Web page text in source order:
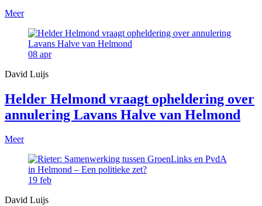
Meer
08 apr
David Luijs
Helder Helmond vraagt opheldering over
annulering Lavans Halve van Helmond
Meer
19 feb
David Luijs